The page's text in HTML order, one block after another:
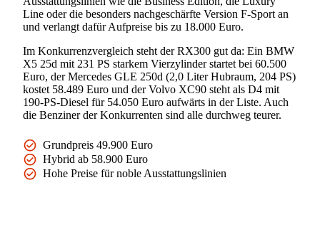
Line oder die besonders nachgeschärfte Version F-Sport an
und verlangt dafür Aufpreise bis zu 18.000 Euro.
Im Konkurrenzvergleich steht der RX300 gut da: Ein BMW
X5 25d mit 231 PS starkem Vierzylinder startet bei 60.500
Euro, der Mercedes GLE 250d (2,0 Liter Hubraum, 204 PS)
kostet 58.489 Euro und der Volvo XC90 steht als D4 mit
190-PS-Diesel für 54.050 Euro aufwärts in der Liste. Auch
die Benziner der Konkurrenten sind alle durchweg teurer.
Grundpreis 49.900 Euro
Hybrid ab 58.900 Euro
Hohe Preise für noble Ausstattungslinien